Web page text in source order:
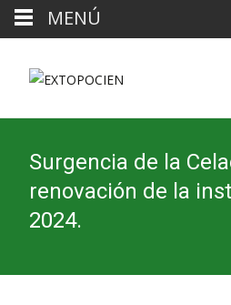
Surgencia de la
renovación de la
2024.
MENÚ